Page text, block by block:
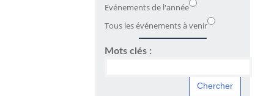
Evénements de l'année
Tous les événements à venir
Mots clés :